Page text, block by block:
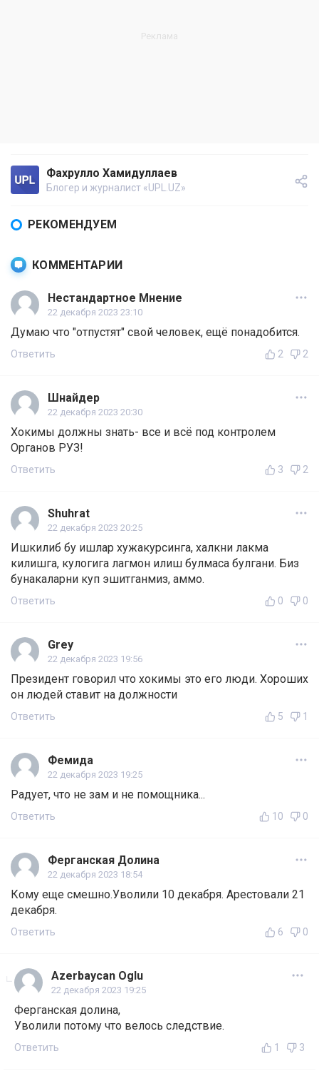
Фахрулло Хамидуллаев
Блогер и журналист «UPL.UZ»
РЕКОМЕНДУЕМ
КОММЕНТАРИИ
Нестандартное Мнение
22 декабря 2023 23:10
Думаю что "отпустят" свой человек, ещё понадобится.
Ответить 2 2
Шнайдер
22 декабря 2023 20:30
Хокимы должны знать- все и всё под контролем
Органов РУЗ!
Ответить 3 2
Shuhrat
22 декабря 2023 20:25
Ишкилиб бу ишлар хужакурсинга, халкни лакма
килишга, кулогига лагмон илиш булмаса булгани. Биз
бунакаларни куп эшитганмиз, аммо.
Ответить 0 0
Grey
22 декабря 2023 19:56
Президент говорил что хокимы это его люди. Хороших
он людей ставит на должности
Ответить 5 1
Фемида
22 декабря 2023 19:25
Радует, что не зам и не помощника...
Ответить 10 0
Ферганская Долина
22 декабря 2023 18:54
Кому еще смешно.Уволили 10 декабря. Арестовали 21
декабря.
Ответить 6 0
Azerbaycan Oglu
22 декабря 2023 19:25
Ферганская долина,
Уволили потому что велось следствие.
Ответить 1 3